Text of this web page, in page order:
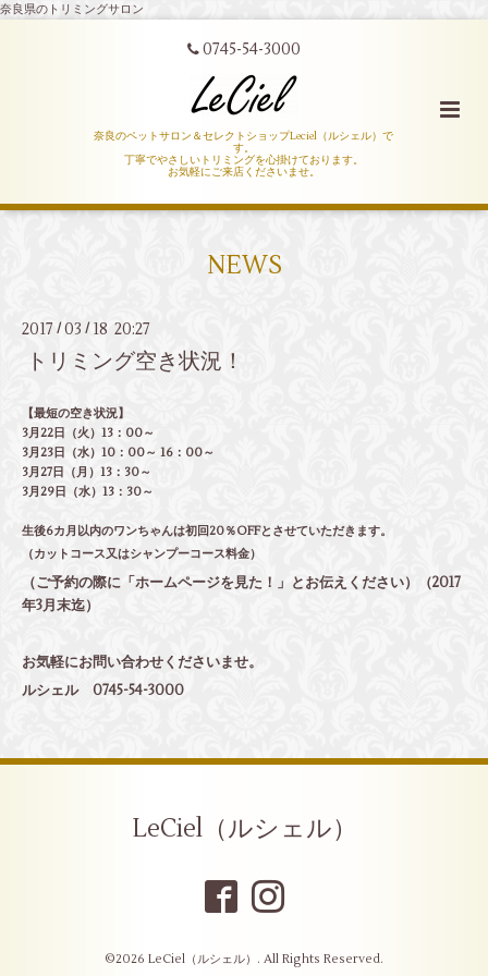
奈良県のトリミングサロン
0745-54-3000
奈良のペットサロン＆セレクトショップLeciel（ルシェル）で
す。
丁寧でやさしいトリミングを心掛けております。
お気軽にご来店くださいませ。
NEWS
2017 /03 / 18 20:27
トリミング空き状況！
【最短の空き状況】
3月22日（火）13：00～
3月23日（水）10：00～ 16：00～
3月27日（月）13：30～
3月29日（水）13：30～
生後6カ月以内のワンちゃんは初回20％OFFとさせていただきます。
（カットコース又はシャンプーコース料金）
（ご予約の際に「ホームページを見た！」とお伝えください）（2017
年3月末迄）
お気軽にお問い合わせくださいませ。
ルシェル 0745-54-3000
LeCiel（ルシェル）
©2026 LeCiel（ルシェル） . All Rights Reserved.